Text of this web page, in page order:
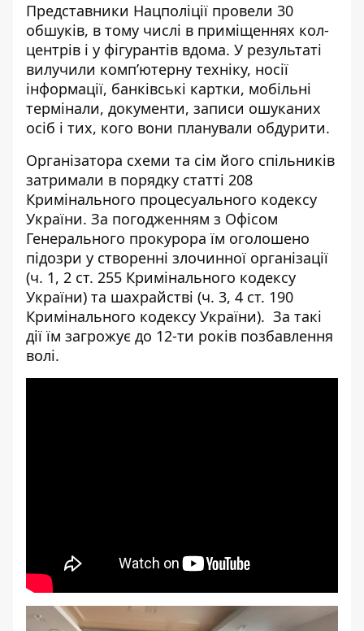
Представники Нацполіції провели 30
обшуків, в тому числі в приміщеннях кол-
центрів і у фігурантів вдома. У результаті
вилучили комп’ютерну техніку, носії
інформації, банківські картки, мобільні
термінали, документи, записи ошуканих
осіб і тих, кого вони планували обдурити.
Організатора схеми та сім його спільників
затримали в порядку статті 208
Кримінального процесуального кодексу
України. За погодженням з Офісом
Генерального прокурора їм оголошено
підозри у створенні злочинної організації
(ч. 1, 2 ст. 255 Кримінального кодексу
України) та шахрайстві (ч. 3, 4 ст. 190
Кримінального кодексу України). За такі
дії їм загрожує до 12-ти років позбавлення
волі.